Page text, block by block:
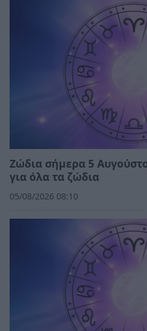
Ζώδια σήμερα 5
για όλα τα ζώδια
05/08/2026 08:10